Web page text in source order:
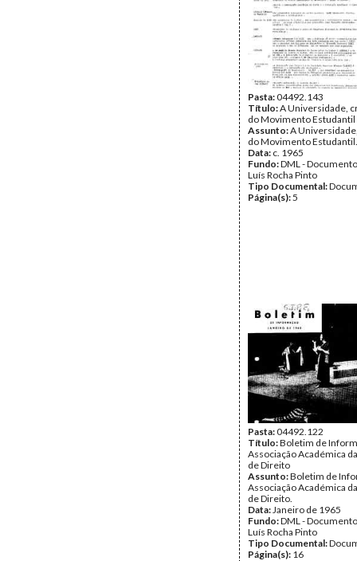
Pasta:04492.143
Título:A Universidade,
do Movimento Estudantil
Assunto:A
do Movimento Estudantil.
Data: c. 1965
Fundo:DML -
Luís Rocha Pinto
Tipo Documental:
Página(s):5
Pasta:04492.122
Título:Boletim de
Associação Académica
de Direito
Assunto:Boletim de
Associação Académica
de Direito.
Data:Janeiro de 1965
Fundo:DML -
Luís Rocha Pinto
Tipo Documental:
Página(s): 16